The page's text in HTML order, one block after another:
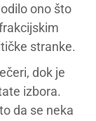
ono što
stranke.
dok je
izbora.
da se neka